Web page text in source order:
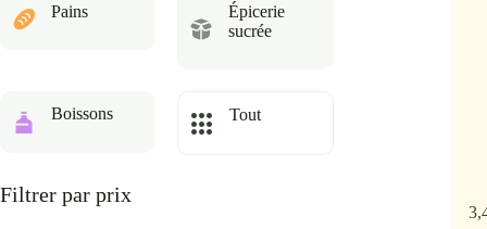
Pains
Épicerie
sucrée
Boissons Tout
Filtrer par prix